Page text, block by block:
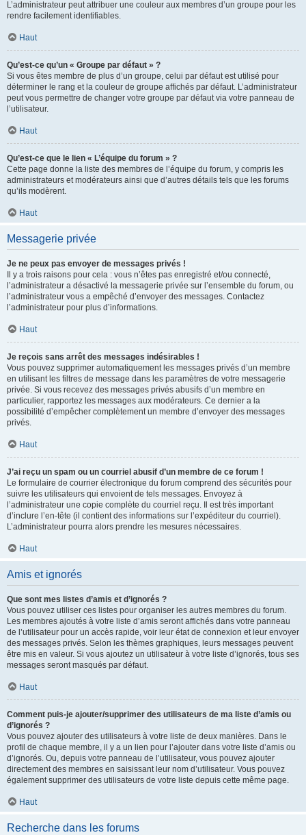
L’administrateur peut attribuer une couleur aux membres d’un groupe pour les
rendre facilement identifiables.
Haut
Qu’est-ce qu’un « Groupe par défaut » ?
Si vous êtes membre de plus d’un groupe, celui par défaut est utilisé pour
déterminer le rang et la couleur de groupe affichés par défaut. L’administrateur
peut vous permettre de changer votre groupe par défaut via votre panneau de
l’utilisateur.
Haut
Qu’est-ce que le lien « L’équipe du forum » ?
Cette page donne la liste des membres de l’équipe du forum, y compris les
administrateurs et modérateurs ainsi que d’autres détails tels que les forums
qu’ils modèrent.
Haut
Messagerie privée
Je ne peux pas envoyer de messages privés !
Il y a trois raisons pour cela : vous n’êtes pas enregistré et/ou connecté,
l’administrateur a désactivé la messagerie privée sur l’ensemble du forum, ou
l’administrateur vous a empêché d’envoyer des messages. Contactez
l’administrateur pour plus d’informations.
Haut
Je reçois sans arrêt des messages indésirables !
Vous pouvez supprimer automatiquement les messages privés d’un membre
en utilisant les filtres de message dans les paramètres de votre messagerie
privée. Si vous recevez des messages privés abusifs d’un membre en
particulier, rapportez les messages aux modérateurs. Ce dernier a la
possibilité d’empêcher complètement un membre d’envoyer des messages
privés.
Haut
J’ai reçu un spam ou un courriel abusif d’un membre de ce forum !
Le formulaire de courrier électronique du forum comprend des sécurités pour
suivre les utilisateurs qui envoient de tels messages. Envoyez à
l’administrateur une copie complète du courriel reçu. Il est très important
d’inclure l’en-tête (il contient des informations sur l’expéditeur du courriel).
L’administrateur pourra alors prendre les mesures nécessaires.
Haut
Amis et ignorés
Que sont mes listes d’amis et d’ignorés ?
Vous pouvez utiliser ces listes pour organiser les autres membres du forum.
Les membres ajoutés à votre liste d’amis seront affichés dans votre panneau
de l’utilisateur pour un accès rapide, voir leur état de connexion et leur envoyer
des messages privés. Selon les thèmes graphiques, leurs messages peuvent
être mis en valeur. Si vous ajoutez un utilisateur à votre liste d’ignorés, tous ses
messages seront masqués par défaut.
Haut
Comment puis-je ajouter/supprimer des utilisateurs de ma liste d’amis ou
d’ignorés ?
Vous pouvez ajouter des utilisateurs à votre liste de deux manières. Dans le
profil de chaque membre, il y a un lien pour l’ajouter dans votre liste d’amis ou
d’ignorés. Ou, depuis votre panneau de l’utilisateur, vous pouvez ajouter
directement des membres en saisissant leur nom d’utilisateur. Vous pouvez
également supprimer des utilisateurs de votre liste depuis cette même page.
Haut
Recherche dans les forums